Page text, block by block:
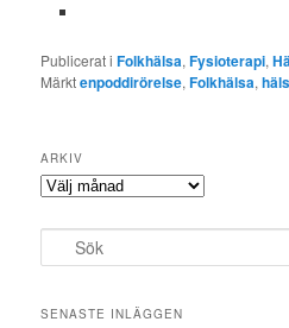
Publicerat i Folkhälsa,Fysioterapi,
Märktenpoddirörelse,Folkhälsa,
ARKIV
Arkiv
ö
SENASTE INLÄGGEN